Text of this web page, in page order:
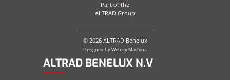
Part of the
ALTRAD Group
© 2026 ALTRAD Benelux
Designed byWeb ex Machina
ALTRAD BENELUX N.V